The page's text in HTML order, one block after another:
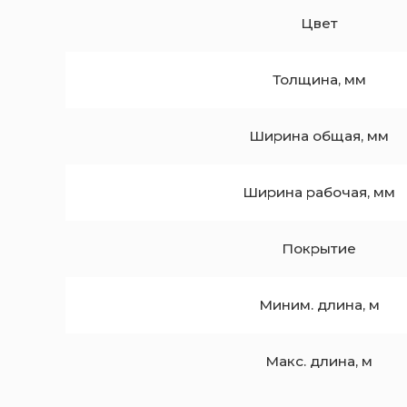
Цвет
Толщина, мм
Ширина общая, мм
Ширина рабочая, мм
Покрытие
Миним. длина, м
Макс. длина, м